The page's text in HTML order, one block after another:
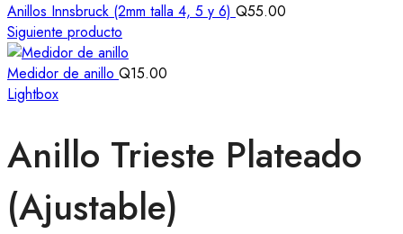
Anillos Innsbruck (2mm talla 4, 5 y 6) Q55.00
Siguiente producto
Medidor de anillo Q15.00
Lightbox
Anillo Trieste Plateado
(Ajustable)